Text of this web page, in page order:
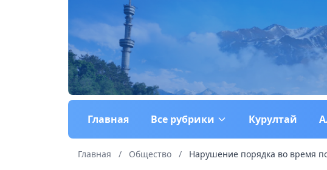
Главная Все рубрики Курултай
Главная / Общество / Нарушение порядка во время